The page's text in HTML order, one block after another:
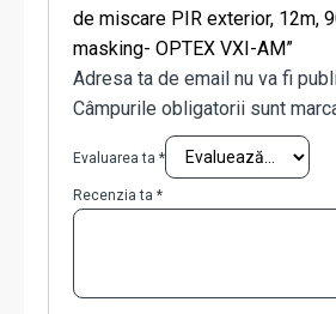
de miscare PIR exterior, 12m,
masking- OPTEX VXI-AM”
Adresa ta de email nu va fi
Câmpurile obligatorii sunt
Evaluarea ta *
Recenzia ta *